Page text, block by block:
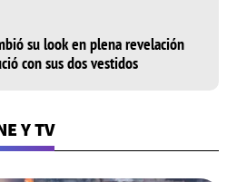
su look en plena revelación
con sus dos vestidos
Y TV